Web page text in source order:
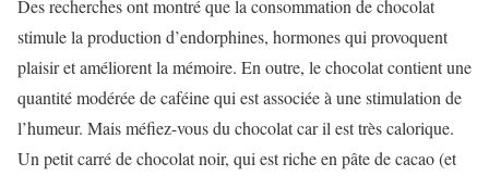
Des recherches ont montré que la consommation de chocolat
stimule la production d’endorphines, hormones qui provoquent
plaisir et améliorent la mémoire. En outre, le chocolat contient une
quantité modérée de caféine qui est associée à une stimulation de
l’humeur. Mais méfiez-vous du chocolat car il est très calorique.
Un petit carré de chocolat noir, qui est riche en pâte de cacao (et